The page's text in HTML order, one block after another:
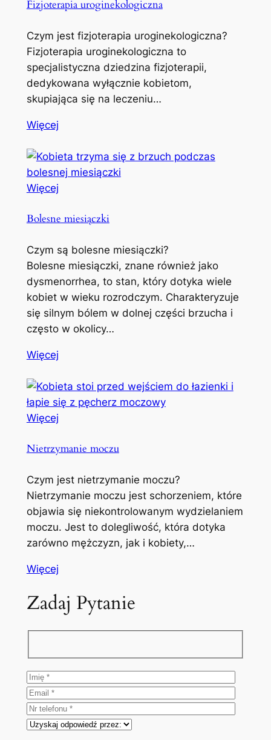
Fizjoterapia uroginekologiczna
Czym jest fizjoterapia uroginekologiczna?
Fizjoterapia uroginekologiczna to
specjalistyczna dziedzina fizjoterapii,
dedykowana wyłącznie kobietom,
skupiająca się na leczeniu…
Więcej
Więcej
Bolesne miesiączki
Czym są bolesne miesiączki?
Bolesne miesiączki, znane również jako
dysmenorrhea, to stan, który dotyka wiele
kobiet w wieku rozrodczym. Charakteryzuje
się silnym bólem w dolnej części brzucha i
często w okolicy…
Więcej
Więcej
Nietrzymanie moczu
Czym jest nietrzymanie moczu?
Nietrzymanie moczu jest schorzeniem, które
objawia się niekontrolowanym wydzielaniem
moczu. Jest to dolegliwość, która dotyka
zarówno mężczyzn, jak i kobiety,…
Więcej
Zadaj Pytanie